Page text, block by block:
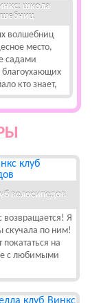
школа
волшебниц
место,
садами
кто знает,
велосипедов
возвращается! Я
скучала по ним!
покататься на
с любимыми